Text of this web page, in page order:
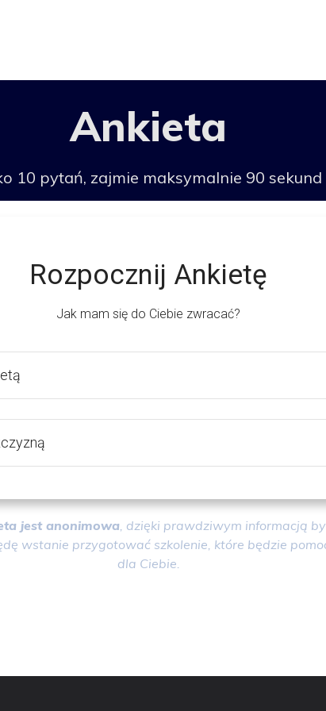
Ankieta
10 pytań, zajmie maksymalnie 90 sekund
Rozpocznij Ankietę
Jak mam się do Ciebie zwracać?
jest anonimowa, dzięki prawdziwym informacją
wstanie przygotować szkolenie, które będzie
dla Ciebie.